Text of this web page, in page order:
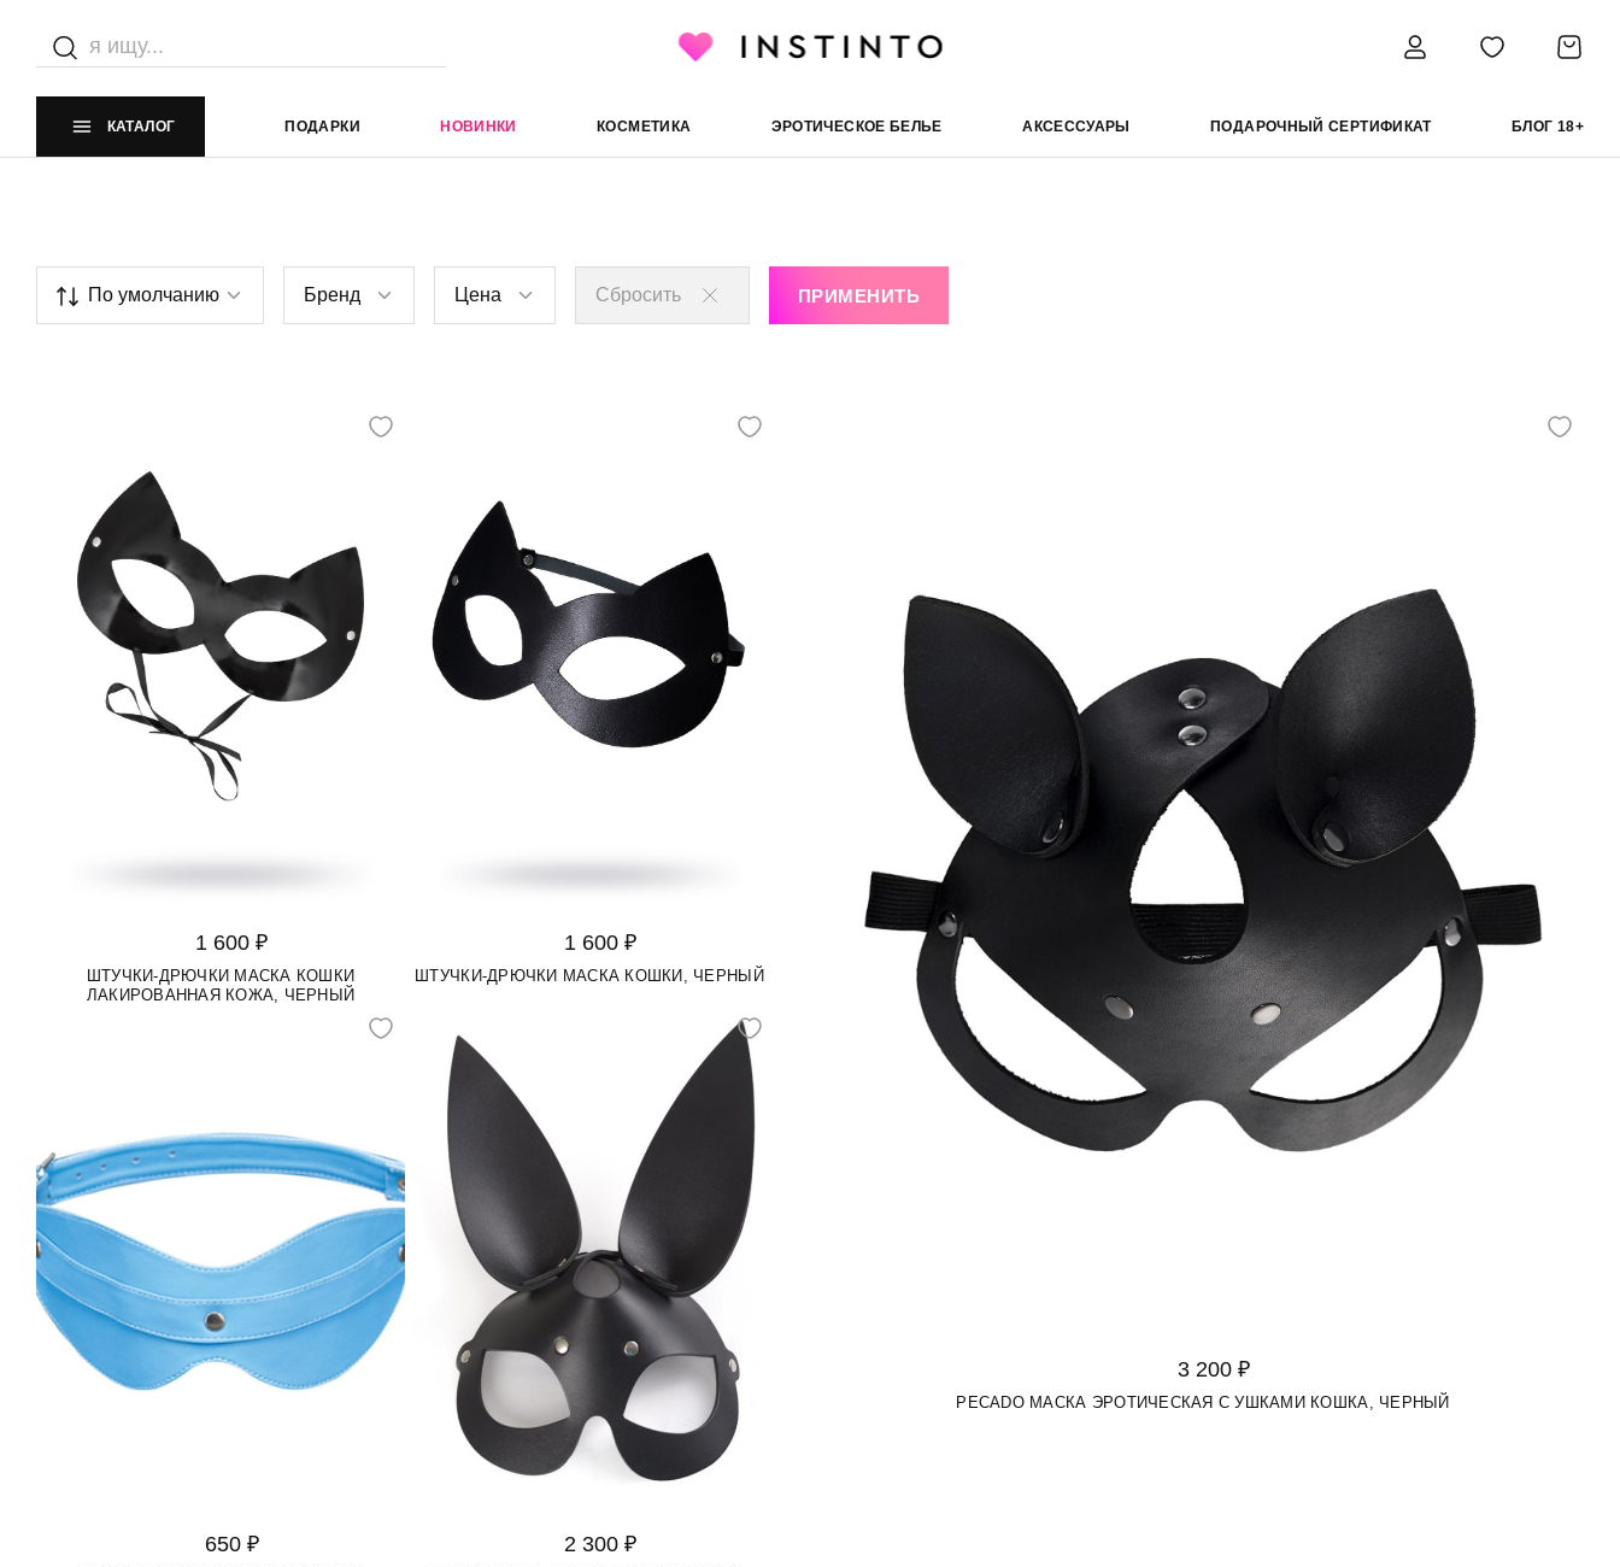
КАТАЛОГ ПОДАРКИ НОВИНКИ КОСМЕТИКА ЭРОТИЧЕСКОЕ БЕЛЬЕ АКСЕССУАРЫ ПОДАРОЧНЫЙ СЕРТИФИКАТ БЛОГ 18+
Главная страница
Маски
По умолчанию Бренд Цена Сбросить ПРИМЕНИТЬ
1 600 ₽
ШТУЧКИ-ДРЮЧКИ МАСКА КОШКИ
ЛАКИРОВАННАЯ КОЖА, ЧЕРНЫЙ
1 600 ₽
ШТУЧКИ-ДРЮЧКИ МАСКА КОШКИ, ЧЕРНЫЙ
650 ₽ 2 300 ₽
3 200 ₽
PECADO МАСКА ЭРОТИЧЕСКАЯ С УШКАМИ КОШКА, ЧЕРНЫЙ